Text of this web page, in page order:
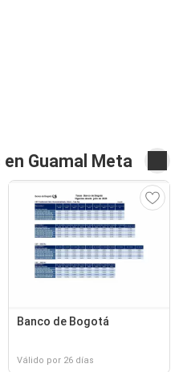
Guamal Meta
Banco de Bogotá
Válido por 26 días